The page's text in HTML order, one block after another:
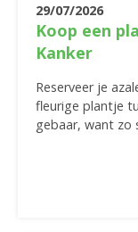
29/07/2026
Koop een
Kanker
Reserveer je
fleurige plantje
gebaar, want zo